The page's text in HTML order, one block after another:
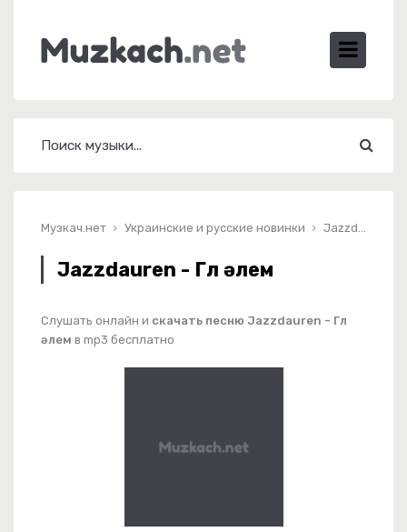
Музкач.нет Украинские и русские новинки Jazzdauren - Гүл әлем
Jazzdauren - Гүл әлем
Слушать онлайн и скачать песню Jazzdauren - Гүл
әлем в mp3 бесплатно